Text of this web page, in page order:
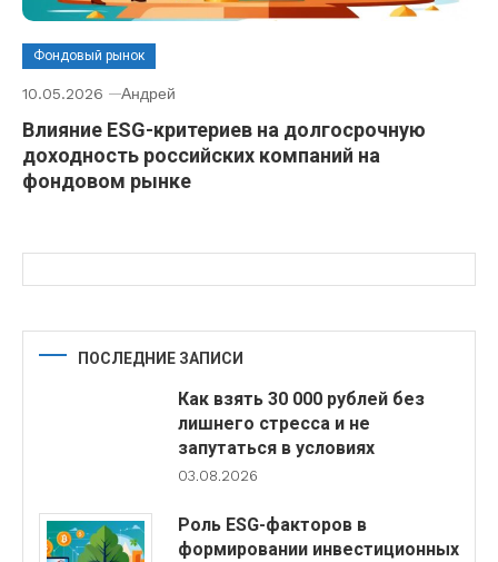
Фондовый рынок
10.05.2026 Андрей
Влияние ESG-критериев на долгосрочную
доходность российских компаний на
фондовом рынке
ПОСЛЕДНИЕ ЗАПИСИ
Как взять 30 000 рублей без
лишнего стресса и не
запутаться в условиях
03.08.2026
Роль ESG-факторов в
формировании инвестиционных